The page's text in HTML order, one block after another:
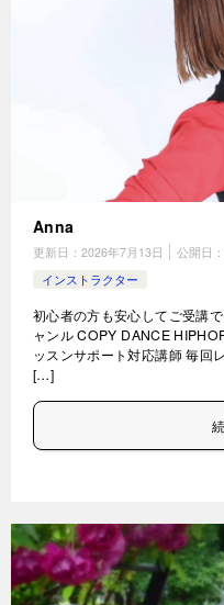
Anna
更新日： 2026年7月13日 公開日：
インストラクター
初心者の方も安心してご受講
ャンル COPY DANCE
ッスンサポート対応講師 毎回
[…]